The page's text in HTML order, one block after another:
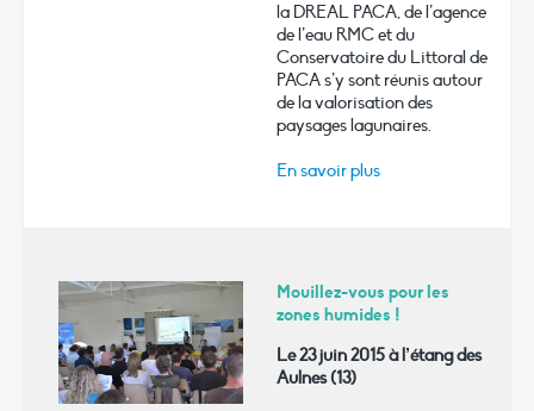
la DREAL PACA, de l’agence
de l’eau RMC et du
Conservatoire du Littoral de
PACA s’y sont réunis autour
de la valorisation des
paysages lagunaires.
En savoir plus
Mouillez-vous pour les
zones humides !
Le 23 juin 2015 à l’étang des
Aulnes (13)